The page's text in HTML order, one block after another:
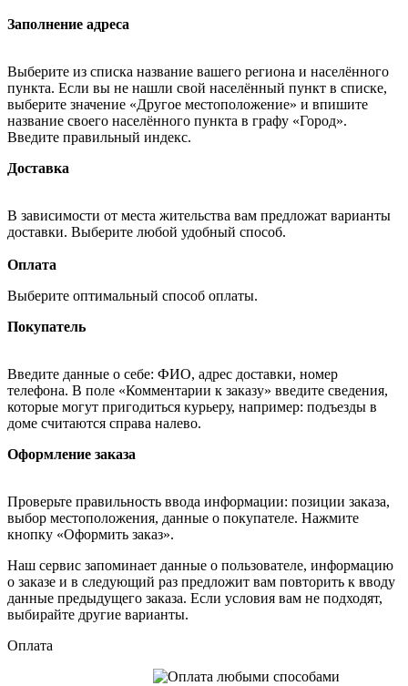
Заполнение адреса
Выберите из списка название вашего региона и населённого
пункта. Если вы не нашли свой населённый пункт в списке,
выберите значение «Другое местоположение» и впишите
название своего населённого пункта в графу «Город».
Введите правильный индекс.
Доставка
В зависимости от места жительства вам предложат варианты
доставки. Выберите любой удобный способ.
Оплата
Выберите оптимальный способ оплаты.
Покупатель
Введите данные о себе: ФИО, адрес доставки, номер
телефона. В поле «Комментарии к заказу» введите сведения,
которые могут пригодиться курьеру, например: подъезды в
доме считаются справа налево.
Оформление заказа
Проверьте правильность ввода информации: позиции заказа,
выбор местоположения, данные о покупателе. Нажмите
кнопку «Оформить заказ».
Наш сервис запоминает данные о пользователе, информацию
о заказе и в следующий раз предложит вам повторить к вводу
данные предыдущего заказа. Если условия вам не подходят,
выбирайте другие варианты.
Оплата